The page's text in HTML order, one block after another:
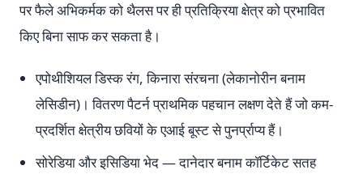
पर फैले अभिकर्मक को थैलस पर ही प्रतिक्रिया क्षेत्र को प्रभावित
किए बिना साफ कर सकता है।
एपोथीशियल डिस्क रंग, किनारा संरचना (लेकानोरीन बनाम
लेसिडीन)। वितरण पैटर्न प्राथमिक पहचान लक्षण देते हैं जो कम-
प्रदर्शित क्षेत्रीय छवियों के एआई बूस्ट से पुनर्प्राप्य हैं।
सोरेडिया और इसिडिया भेद — दानेदार बनाम कॉर्टिकेट सतह